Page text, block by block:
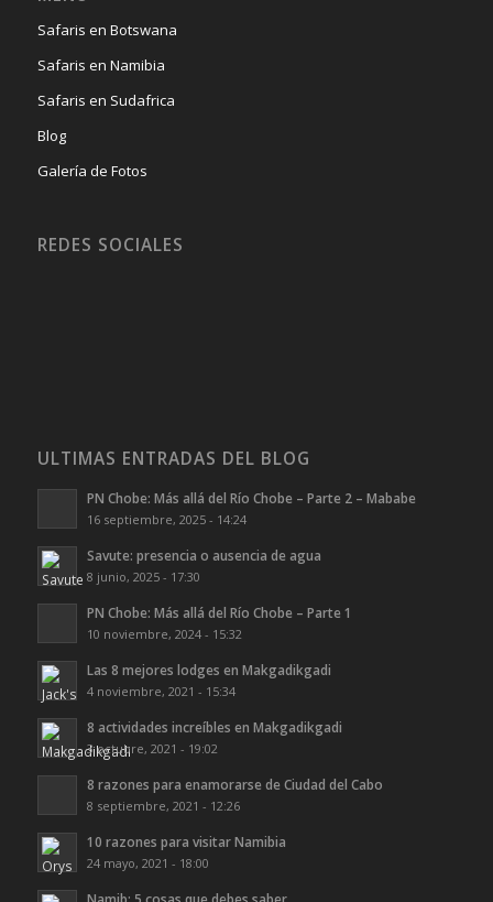
Safaris en Botswana
Safaris en Namibia
Safaris en Sudafrica
Blog
Galería de Fotos
REDES SOCIALES
ULTIMAS ENTRADAS DEL BLOG
PN Chobe: Más allá del Río Chobe – Parte 2 – Mababe
16 septiembre, 2025 - 14:24
Savute: presencia o ausencia de agua
8 junio, 2025 - 17:30
PN Chobe: Más allá del Río Chobe – Parte 1
10 noviembre, 2024 - 15:32
Las 8 mejores lodges en Makgadikgadi
4 noviembre, 2021 - 15:34
8 actividades increíbles en Makgadikgadi
3 octubre, 2021 - 19:02
8 razones para enamorarse de Ciudad del Cabo
8 septiembre, 2021 - 12:26
10 razones para visitar Namibia
24 mayo, 2021 - 18:00